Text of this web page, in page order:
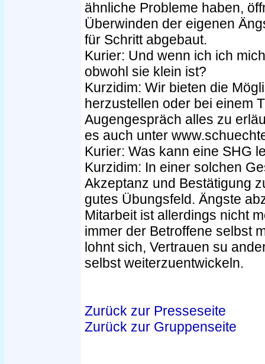
ähnliche Probleme haben,
Überwinden der eigenen
für Schritt abgebaut.
Kurier: Und wenn ich ich
obwohl sie klein ist?
Kurzidim: Wir bieten die
herzustellen oder bei einem
Augengespräch alles zu
es auch unter
Kurier: Was kann eine SHG
Kurzidim: In einer solchen
Akzeptanz und Bestätigung
gutes Übungsfeld. Ängste
Mitarbeit ist allerdings nicht
immer der Betroffene selbst
lohnt sich, Vertrauen su
selbst weiterzuentwickeln.
Zurück zur Presseseite
Zurück zur Gruppenseite